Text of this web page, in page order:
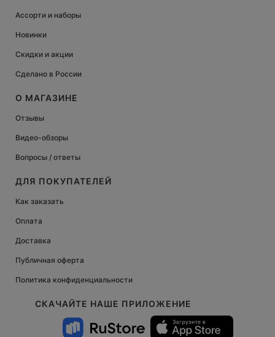
СКАЧАЙТЕ НАШЕ ПРИЛОЖЕНИЕ
Ассорти и наборы
Новинки
Скидки и акции
Сделано в России
О МАГАЗИНЕ
Отзывы
Видео-обзоры
Вопросы / ответы
ДЛЯ ПОКУПАТЕЛЕЙ
Как заказать
Оплата
Доставка
Публичная оферта
Политика конфиденциальности